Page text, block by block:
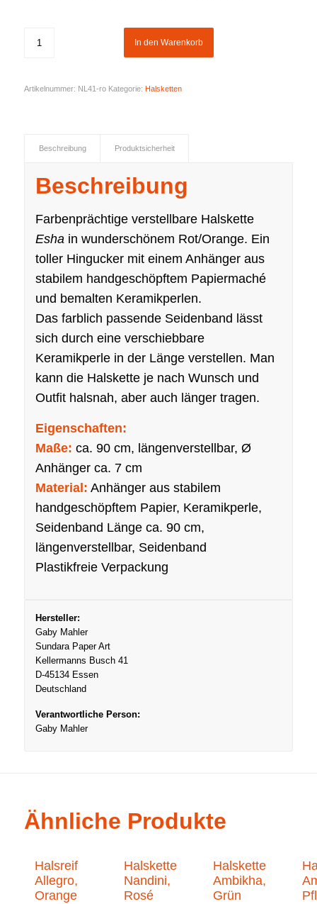
In den Warenkorb
Artikelnummer: NL41-ro Kategorie: Halsketten
Beschreibung Produktsicherheit
Beschreibung
Farbenprächtige verstellbare Halskette
Eshain wunderschönem Rot/Orange. Ein
toller Hingucker mit einem Anhänger aus
stabilem handgeschöpftem Papiermaché
und bemalten Keramikperlen.
Das farblich passende Seidenband lässt
sich durch eine verschiebbare
Keramikperle in der Länge verstellen. Man
kann die Halskette je nach Wunsch und
Outfit halsnah, aber auch länger tragen.
Eigenschaften:
Maße: ca. 90 cm, längenverstellbar, Ø
Anhänger ca. 7 cm
Material: Anhänger aus stabilem
handgeschöpftem Papier, Keramikperle,
Seidenband Länge ca. 90 cm,
längenverstellbar, Seidenband
Plastikfreie Verpackung
Hersteller:
Gaby Mahler
Sundara Paper Art
Kellermanns Busch 41
D-45134 Essen
Deutschland
Verantwortliche Person:
Gaby Mahler
Ähnliche Produkte
Halsreif
Allegro,
Orange
Halskette
Nandini,
Rosé
Halskette
Ambikha,
Grün